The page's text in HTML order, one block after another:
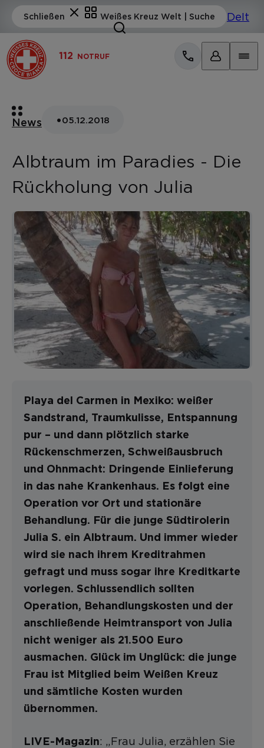
112 NOTRUF
News •05.12.2018
Albtraum im Paradies - Die
Rückholung von Julia
Playa del Carmen in Mexiko: weißer
Sandstrand, Traumkulisse, Entspannung
pur – und dann plötzlich starke
Rückenschmerzen, Schweißausbruch
und Ohnmacht: Dringende Einlieferung
in das nahe Krankenhaus. Es folgt eine
Operation vor Ort und stationäre
Behandlung. Für die junge Südtirolerin
Julia S. ein Albtraum. Und immer wieder
wird sie nach ihrem Kreditrahmen
gefragt und muss sogar ihre Kreditkarte
vorlegen. Schlussendlich sollten
Operation, Behandlungskosten und der
anschließende Heimtransport von Julia
nicht weniger als 21.500 Euro
ausmachen. Glück im Unglück: die junge
Frau ist Mitglied beim Weißen Kreuz
und sämtliche Kosten wurden
übernommen.
LIVE-Magazin: „Frau Julia, erzählen Sie